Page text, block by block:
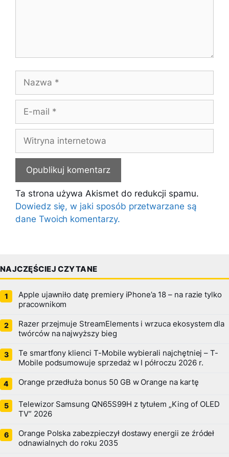
Nazwa
Witryna
internetowa
Ta strona używa Akismet do redukcji spamu.
Dowiedz się, w jaki sposób przetwarzane są
dane Twoich komentarzy.
NAJCZĘŚCIEJ CZYTANE
Apple ujawniło datę premiery iPhone’a 18 – na razie tylko
pracownikom
Razer przejmuje StreamElements i wrzuca ekosystem dla
twórców na najwyższy bieg
Te smartfony klienci T-Mobile wybierali najchętniej – T-
Mobile podsumowuje sprzedaż w I półroczu 2026 r.
Orange przedłuża bonus 50 GB w Orange na kartę
Telewizor Samsung QN65S99H z tytułem „King of OLED
TV” 2026
Orange Polska zabezpieczył dostawy energii ze źródeł
odnawialnych do roku 2035